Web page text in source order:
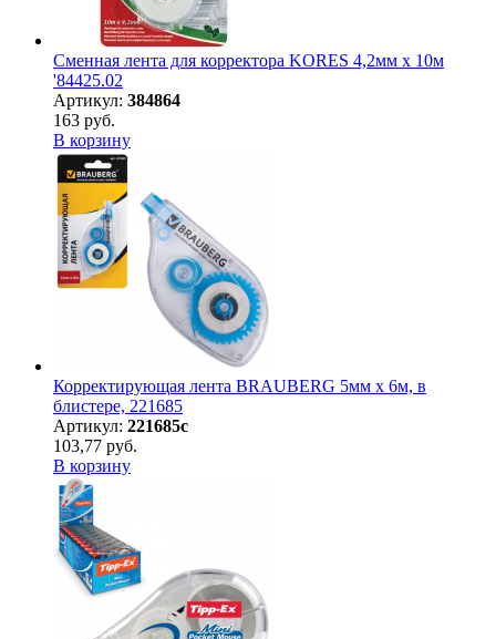
Сменная лента для корректора KORES 4,2мм х 10м
'84425.02
Артикул: 384864
163 руб.
В корзину
Корректирующая лента BRAUBERG 5мм х 6м, в
блистере, 221685
Артикул: 221685с
103,77 руб.
В корзину